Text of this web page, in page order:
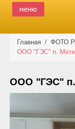
меню
КАТАЛОГ
АКЦИИ
ФОТО РАБОТ
Главная / ФОТО
ООО "ГЭС" п.
ООО "ГЭС" п.